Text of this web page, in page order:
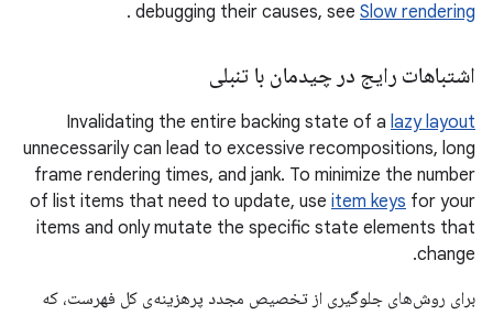
debugging their causes, see Slow rendering
.
اشتباهات رایج در چیدمان با تنبلی
Invalidating the entire backing state of a lazy layout
unnecessarily can lead to excessive recompositions, long
frame rendering times, and jank. To minimize the number
of list items that need to update, use item keys for your
items and only mutate the specific state elements that
change.
برای روش‌های جلوگیری از تخصیص مجدد پرهزینه‌ی کل فهرست، که